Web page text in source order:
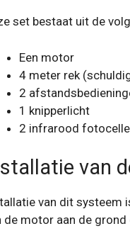
set bestaat uit de
Een motor
4 meter rek
2
1 knipperlicht
2 infrarood
van
van dit systeem
de motor aan de